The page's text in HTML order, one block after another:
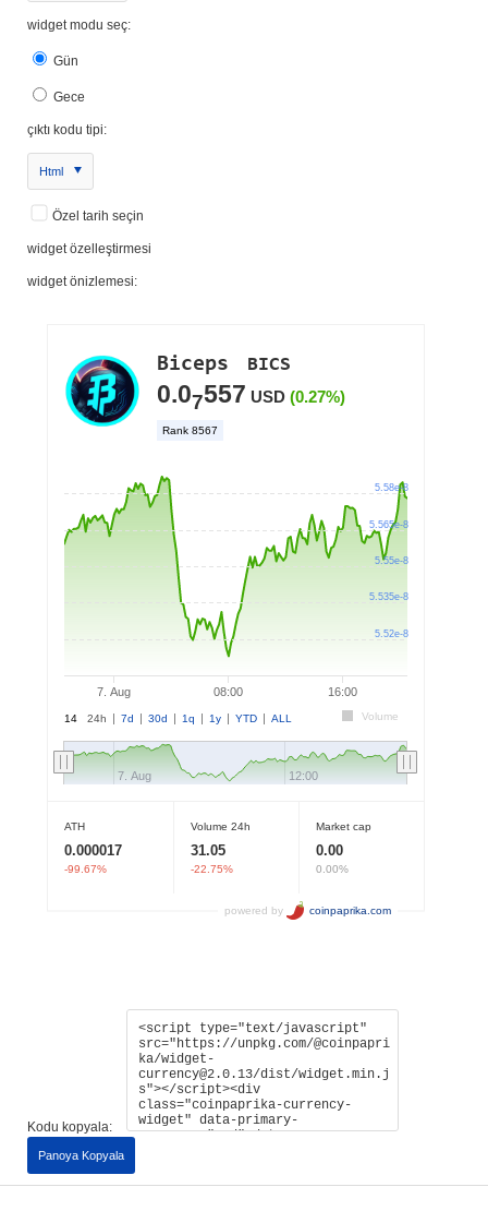
widget modu seç:
Gün
Gece
çıktı kodu tipi:
Html
Özel tarih seçin
widget özelleştirmesi
widget önizlemesi:
Kodu kopyala:
Panoya Kopyala